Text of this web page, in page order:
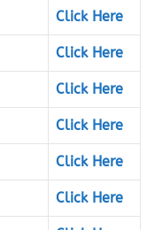
Click Here
Click Here
Click Here
Click Here
Click Here
Click Here